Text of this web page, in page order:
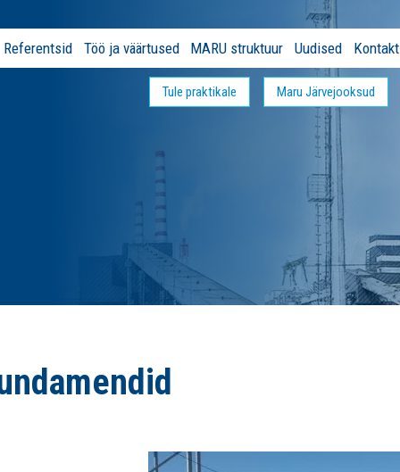
Referentsid Töö ja väärtused MARU struktuur Uudised Kontakt
Tule praktikale Maru Järvejooksud